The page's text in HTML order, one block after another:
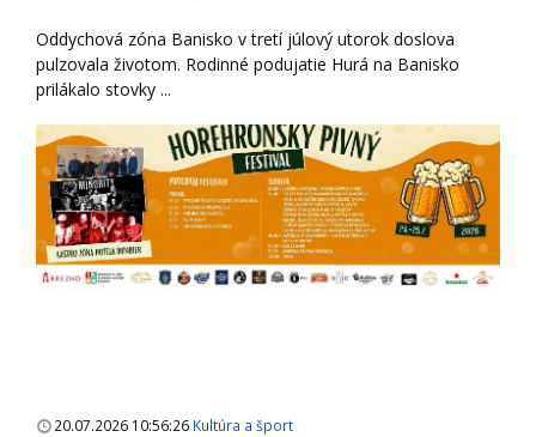
Oddychová zóna Banisko v tretí júlový utorok doslova
pulzovala životom. Rodinné podujatie Hurá na Banisko
prilákalo stovky ...
20.07.2026 10:56:26 Kultúra a šport